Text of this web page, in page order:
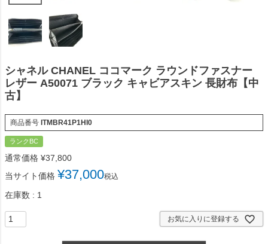
シャネル CHANEL ココマーク ラウンドファスナー
レザー A50071 ブラック キャビアスキン 長財布【中
古】
商品番号 ITMBR41P1HI0
ランクBC
通常価格 ¥37,800
当サイト価格 ¥37,000税込
在庫数 1
お気に入りに登録する